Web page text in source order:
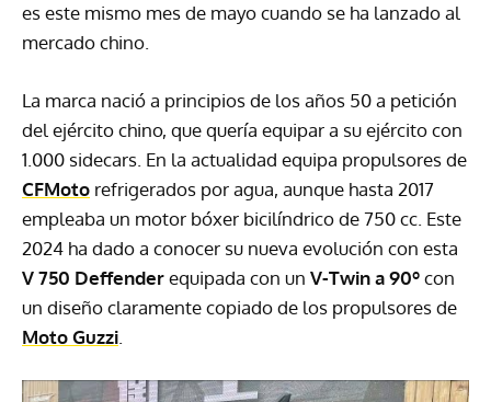
es este mismo mes de mayo cuando se ha lanzado al
mercado chino.
La marca nació a principios de los años 50 a petición
del ejército chino, que quería equipar a su ejército con
1.000 sidecars. En la actualidad equipa propulsores de
CFMoto refrigerados por agua, aunque hasta 2017
empleaba un motor bóxer bicilíndrico de 750 cc. Este
2024 ha dado a conocer su nueva evolución con esta
V 750 Deffenderequipada con un V-Twin a 90ºcon
un diseño claramente copiado de los propulsores de
Moto Guzzi